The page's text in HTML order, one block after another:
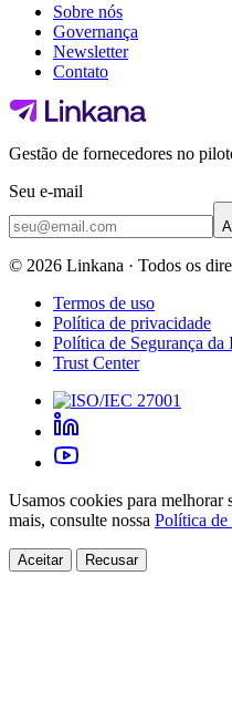
Sobre nós
Governança
Newsletter
Contato
Gestão de fornecedores no
Seu e-mail
© 2026 Linkana · Todos os
Termos de uso
Política de privacidade
Política de Segurança da
Trust Center
Usamos cookies para melhorar
mais, consulte nossa Política de
Aceitar Recusar